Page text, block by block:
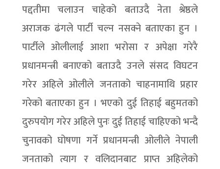
पद्दतीमा चलाउन चाहेको बताउदै नेता श्रेष्ठले
अराजक ढंगले पार्टी चल्न नसक्ने बताएका हुन ।
पार्टीले ओलीलाई आशा भरोसा र अपेक्षा गरेरै
प्रधानमन्त्री बनाएको बताउदै उनले संसद विघटन
गरेर अहिले ओलीले जनताको चाहनामाथि प्रहार
गरेको बताएका हुन । भएको दुई तिहाई बहुमतको
दुरुपयोग गरेर अहिले पुनः दुई तिहाई चाहिएको भन्दै
चुनावको घोषणा गर्ने प्रधानमन्त्री ओलीले नेपाली
जनताको त्याग र वलिदानबाट प्राप्त अहिलेको